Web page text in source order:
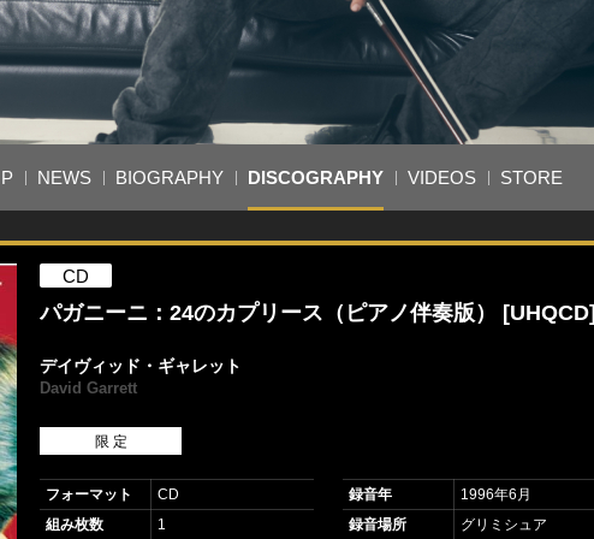
NEWS BIOGRAPHY DISCOGRAPHY VIDEOS STORE
CD
パガニーニ：24のカプリース（ピアノ伴奏版） [UHQCD]
デイヴィッド・ギャレット
David Garrett
限 定
フォーマット
CD
組み枚数
1
録音年
1996年6月
録音場所
グリミシュア